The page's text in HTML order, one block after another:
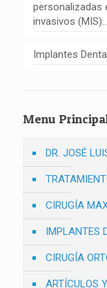
personalizadas
invasivos (MIS)…
Implantes
Menu
DR. JOSÉ
CIRUGÍA
IMPLANTES
CIRUGÍA
ARTÍCULOS